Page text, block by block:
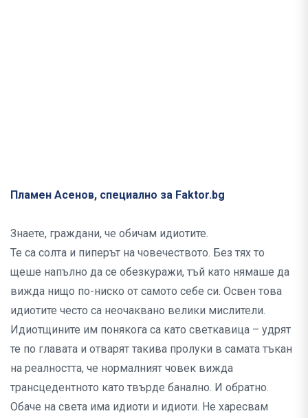
Пламен Асенов, специално за Faktor.bg
Знаете, граждани, че обичам идиотите.
Те са солта и пиперът на човечеството. Без тях то
щеше напълно да се обезкуражи, тъй като нямаше да
вижда нищо по-ниско от самото себе си. Освен това
идиотите често са неочаквано велики мислители.
Идиотщините им понякога са като светкавица – удрят
те по главата и отварят такива пролуки в самата тъкан
на реалността, че нормалният човек вижда
трансцедентното като твърде банално. И обратно.
Обаче на света има идиоти и идиоти. Не харесвам